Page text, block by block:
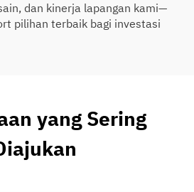
dan kinerja lapangan kami—
pilihan terbaik bagi investasi
yang Sering